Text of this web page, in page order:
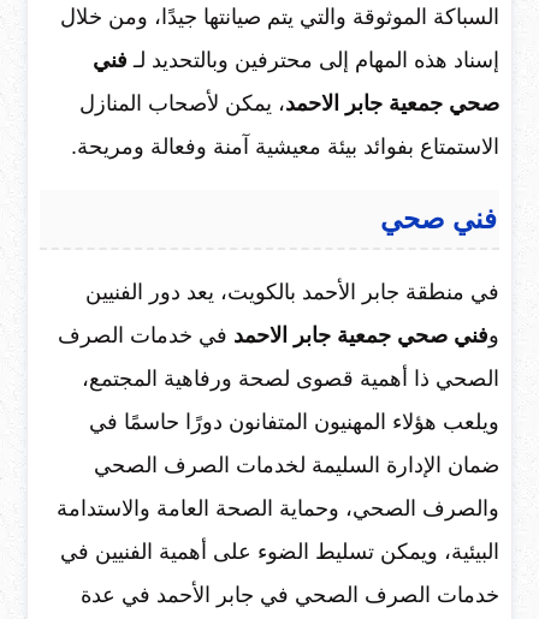
السباكة الموثوقة والتي يتم صيانتها جيدًا، ومن خلال
إسناد هذه المهام إلى محترفين وبالتحديد لـ فني
صحي جمعية جابر الاحمد، يمكن لأصحاب المنازل
الاستمتاع بفوائد بيئة معيشية آمنة وفعالة ومريحة.
فني صحي
في منطقة جابر الأحمد بالكويت، يعد دور الفنيين
وفني صحي جمعية جابر الاحمد في خدمات الصرف
الصحي ذا أهمية قصوى لصحة ورفاهية المجتمع،
ويلعب هؤلاء المهنيون المتفانون دورًا حاسمًا في
ضمان الإدارة السليمة لخدمات الصرف الصحي
والصرف الصحي، وحماية الصحة العامة والاستدامة
البيئية، ويمكن تسليط الضوء على أهمية الفنيين في
خدمات الصرف الصحي في جابر الأحمد في عدة